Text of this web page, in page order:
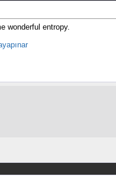
wonderful entropy.